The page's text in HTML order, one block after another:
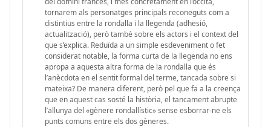
tornarem als personatges principals reconeguts com a
distintius entre la rondalla i la llegenda (adhesió,
actualització), però també sobre els actors i el context del
que s’explica. Reduïda a un simple esdeveniment o fet
considerat notable, la forma curta de la llegenda no ens
apropa a aquesta altra forma de la rondalla que és
l’anècdota en el sentit formal del terme, tancada sobre si
mateixa? De manera diferent, però pel que fa a la creença
que en aquest cas sosté la història, el tancament abrupte
l’allunya del «gènere rondallístic» sense esborrar-ne els
punts comuns entre els dos gèneres.